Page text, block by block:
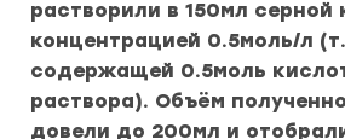
растворили в 150мл серной
концентрацией 0.5моль/л
содержащей 0.5моль
раствора). Объём
довели до 200мл и